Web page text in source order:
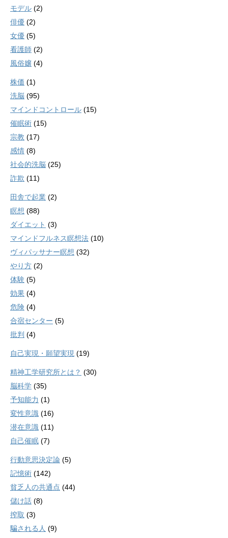
モデル (2)
俳優 (2)
女優 (5)
看護師 (2)
風俗嬢 (4)
株価 (1)
洗脳 (95)
マインドコントロール (15)
催眠術 (15)
宗教 (17)
感情 (8)
社会的洗脳 (25)
詐欺 (11)
田舎で起業 (2)
瞑想 (88)
ダイエット (3)
マインドフルネス瞑想法 (10)
ヴィパッサナー瞑想 (32)
やり方 (2)
体験 (5)
効果 (4)
危険 (4)
合宿センター (5)
批判 (4)
自己実現・願望実現 (19)
精神工学研究所とは？ (30)
脳科学 (35)
予知能力 (1)
変性意識 (16)
潜在意識 (11)
自己催眠 (7)
行動意思決定論 (5)
記憶術 (142)
貧乏人の共通点 (44)
儲け話 (8)
搾取 (3)
騙される人 (9)